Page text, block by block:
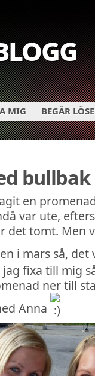
MIG BEGÄR
bullbak
en
var ute,
det tomt. Men
i mars så,
jag fixa till mig
ner till
Anna